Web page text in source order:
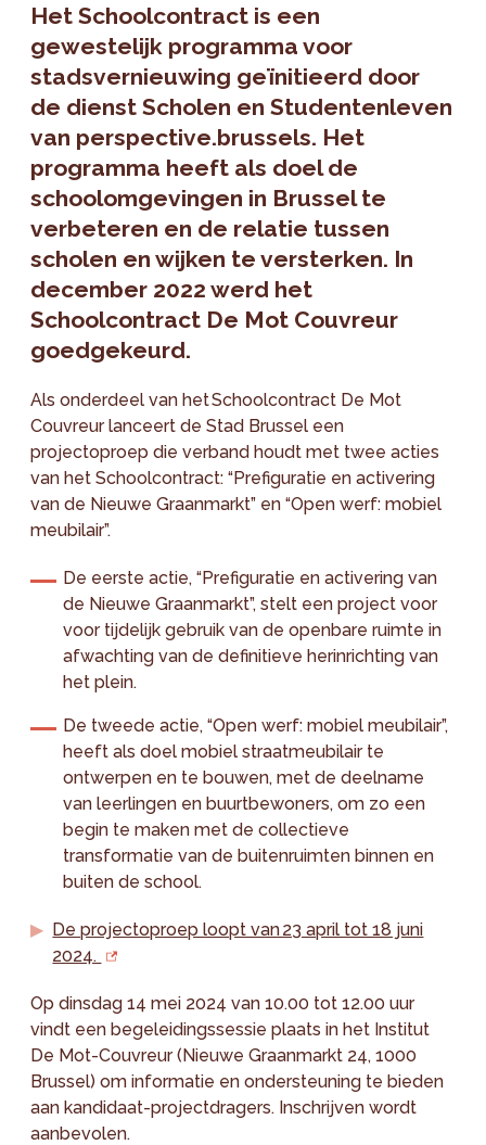
Het Schoolcontract is een
gewestelijk programma voor
stadsvernieuwing geïnitieerd door
de dienst Scholen en Studentenleven
van perspective.brussels. Het
programma heeft als doel de
schoolomgevingen in Brussel te
verbeteren en de relatie tussen
scholen en wijken te versterken. In
december 2022 werd het
Schoolcontract De Mot Couvreur
goedgekeurd.
Als onderdeel van het Schoolcontract De Mot
Couvreur lanceert de Stad Brussel een
projectoproep die verband houdt met twee acties
van het Schoolcontract: “Prefiguratie en activering
van de Nieuwe Graanmarkt” en “Open werf: mobiel
meubilair”.
De eerste actie, “Prefiguratie en activering van
de Nieuwe Graanmarkt”, stelt een project voor
voor tijdelijk gebruik van de openbare ruimte in
afwachting van de definitieve herinrichting van
het plein.
De tweede actie, “Open werf: mobiel meubilair”,
heeft als doel mobiel straatmeubilair te
ontwerpen en te bouwen, met de deelname
van leerlingen en buurtbewoners, om zo een
begin te maken met de collectieve
transformatie van de buitenruimten binnen en
buiten de school.
De projectoproep loopt van 23 april tot 18 juni
2024.
Op dinsdag 14 mei 2024 van 10.00 tot 12.00 uur
vindt een begeleidingssessie plaats in het Institut
De Mot-Couvreur (Nieuwe Graanmarkt 24, 1000
Brussel) om informatie en ondersteuning te bieden
aan kandidaat-projectdragers. Inschrijven wordt
aanbevolen.